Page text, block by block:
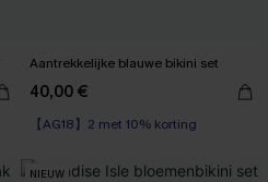
Aantrekkelijke blauwe bikini set
40,00 €
【AG18】2 met 10% korting
NIEUW